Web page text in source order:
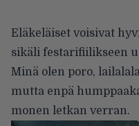
Eläkeläiset voisivat
sikäli festarifiilikseen
Minä olen poro,
mutta enpä
monen letkan verran.